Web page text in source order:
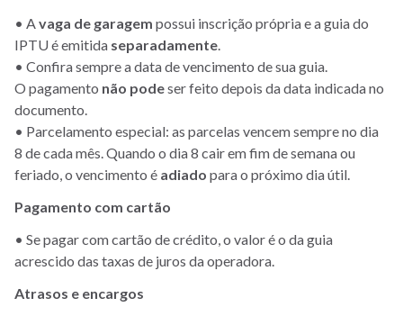
• Avaga de garagem possui inscrição própria e a guia do
IPTU é emitida separadamente.
• Confira sempre a data de vencimento de sua guia.
O pagamento não podeser feito depois da data indicada no
documento.
• Parcelamento especial: as parcelas vencem sempre no dia
8 de cada mês. Quando o dia 8 cair em fim de semana ou
feriado, o vencimento é adiado para o próximo dia útil.
Pagamento com cartão
• Se pagar com cartão de crédito, o valor é o da guia
acrescido das taxas de juros da operadora.
Atrasos e encargos